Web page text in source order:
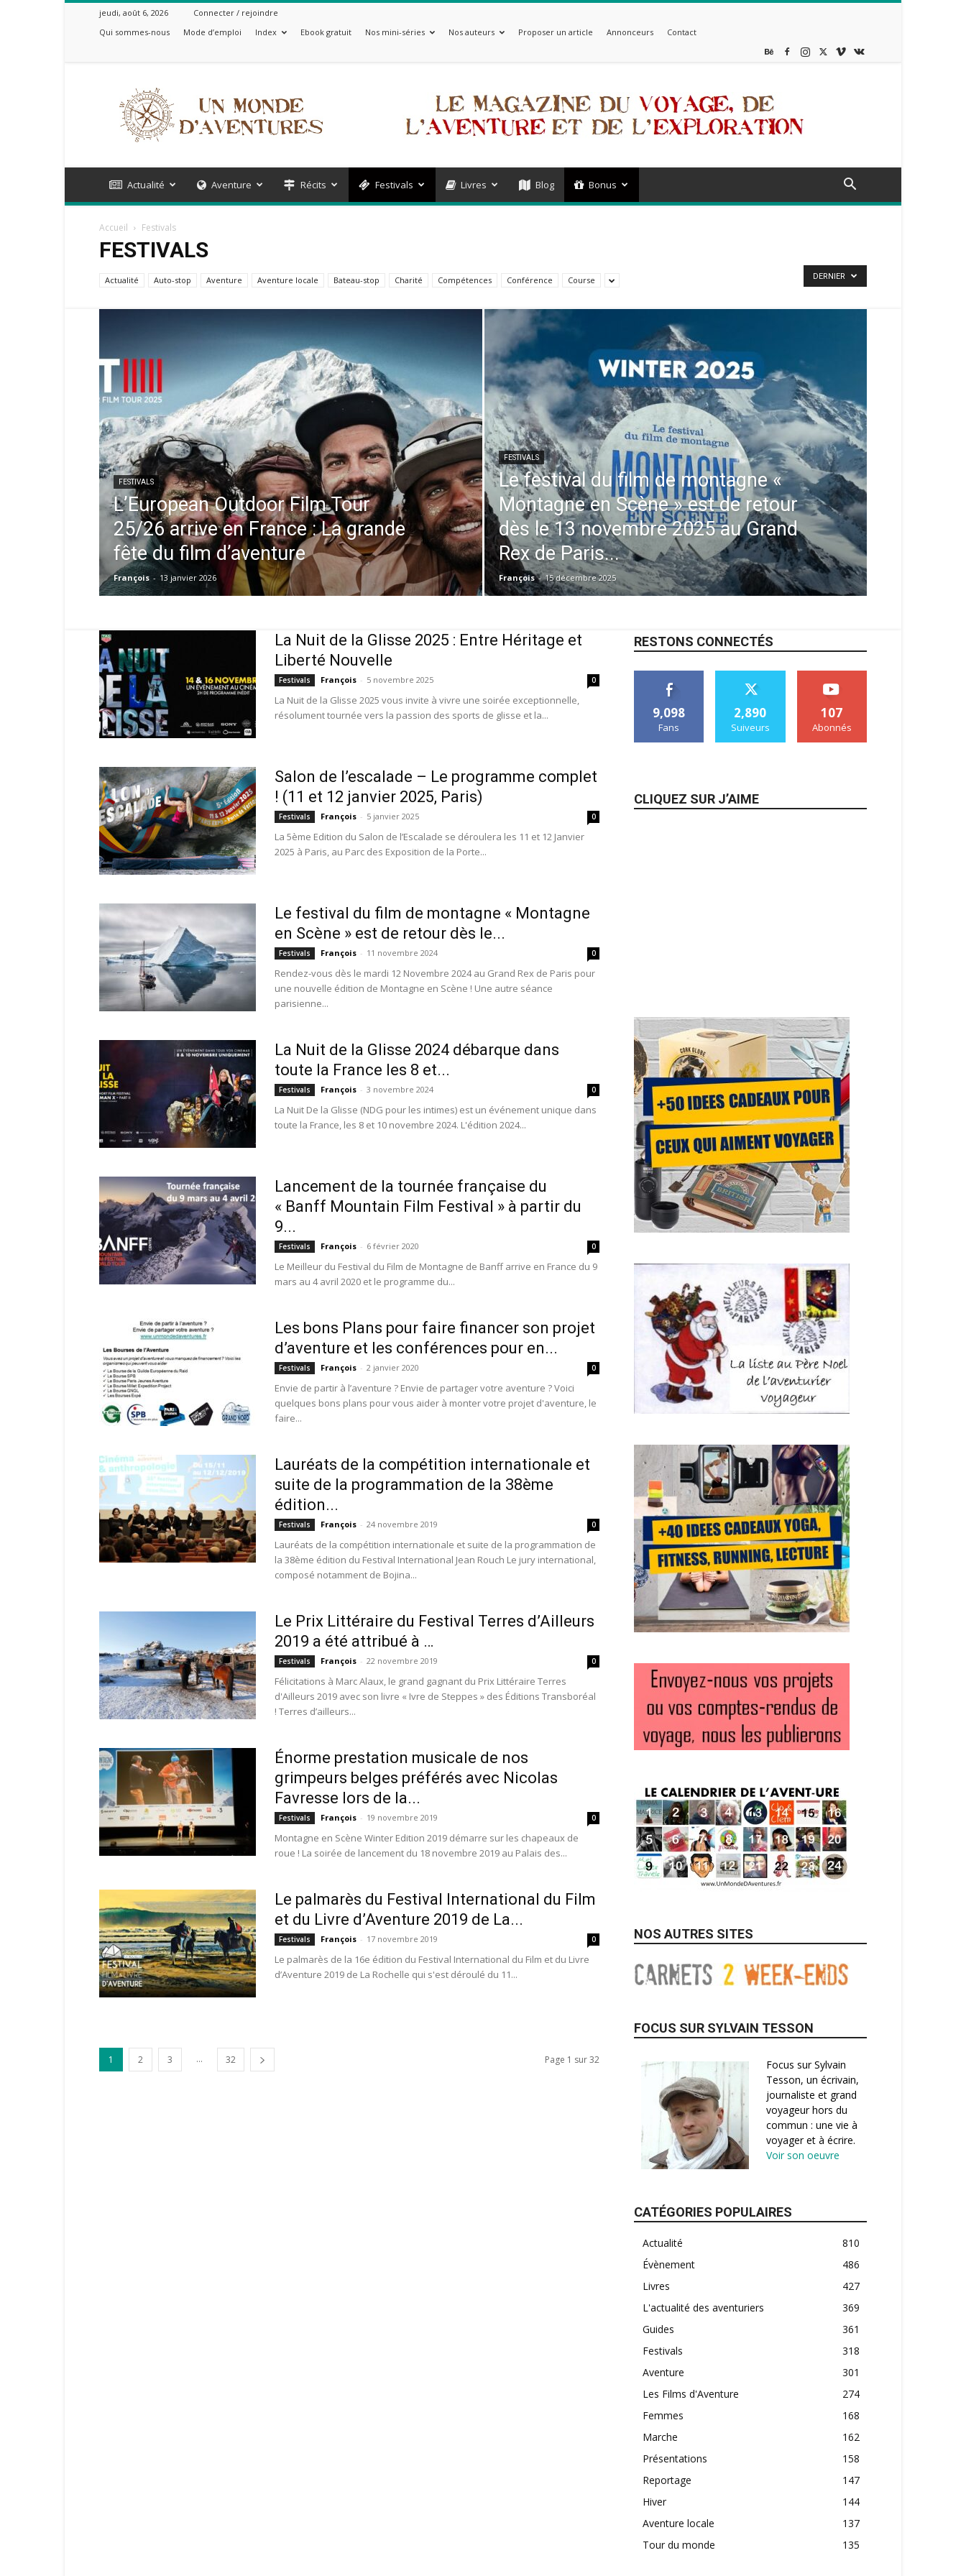
jeudi, août 6, 2026
Connecter / rejoindre
Qui sommes-nous
Mode d’emploi Index Ebook gratuit Nos mini-séries Nos auteurs Proposer un article Annonceurs Contact
Monde
d'Aventures
Actualité Aventure Récits Festivals Livres Blog Bonus
Accueil Festivals
FESTIVALS
Actualité Auto-stop Aventure Aventure locale Bateau-stop Charité Compétences Conférence Course DERNIER
FESTIVALS
L’European Outdoor Film Tour
25/26 arrive en France : La grande
fête du film d’aventure
François - 13 janvier 2026
FESTIVALS
Le festival du film de montagne «
Montagne en Scène » est de retour
dès le 13 novembre 2025 au Grand
Rex de Paris...
François - 15 décembre 2025
La Nuit de la Glisse 2025 : Entre Héritage et
Liberté Nouvelle
Festivals François - 5 novembre 2025 0
La Nuit de la Glisse 2025 vous invite à vivre une soirée exceptionnelle,
résolument tournée vers la passion des sports de glisse et la...
Salon de l’escalade – Le programme complet
! (11 et 12 janvier 2025, Paris)
Festivals François - 5 janvier 2025 0
La 5ème Edition du Salon de l’Escalade se déroulera les 11 et 12 Janvier
2025 à Paris, au Parc des Exposition de la Porte...
Le festival du film de montagne « Montagne
en Scène » est de retour dès le...
Festivals François - 11 novembre 2024 0
Rendez-vous dès le mardi 12 Novembre 2024 au Grand Rex de Paris pour
une nouvelle édition de Montagne en Scène ! Une autre séance
parisienne...
La Nuit de la Glisse 2024 débarque dans
toute la France les 8 et...
Festivals François - 3 novembre 2024 0
La Nuit De la Glisse (NDG pour les intimes) est un événement unique dans
toute la France, les 8 et 10 novembre 2024. L'édition 2024...
Lancement de la tournée française du
« Banff Mountain Film Festival » à partir du
9...
Festivals François - 6 février 2020 0
Le Meilleur du Festival du Film de Montagne de Banff arrive en France du 9
mars au 4 avril 2020 et le programme du...
Les bons Plans pour faire financer son projet
d’aventure et les conférences pour en...
Festivals François - 2 janvier 2020 0
Envie de partir à l’aventure ? Envie de partager votre aventure ? Voici
quelques bons plans pour vous aider à monter votre projet d'aventure, le
faire...
Lauréats de la compétition internationale et
suite de la programmation de la 38ème
édition...
Festivals François - 24 novembre 2019 0
Lauréats de la compétition internationale et suite de la programmation de
la 38ème édition du Festival International Jean Rouch Le jury international,
composé notamment de Bojina...
Le Prix Littéraire du Festival Terres d’Ailleurs
2019 a été attribué à …
Festivals François - 22 novembre 2019 0
Félicitations à Marc Alaux, le grand gagnant du Prix Littéraire Terres
d'Ailleurs 2019 avec son livre « Ivre de Steppes » des Éditions Transboréal
! Terres d’ailleurs...
Énorme prestation musicale de nos
grimpeurs belges préférés avec Nicolas
Favresse lors de la...
Festivals François - 19 novembre 2019 0
Montagne en Scène Winter Edition 2019 démarre sur les chapeaux de
roue ! La soirée de lancement du 18 novembre 2019 au Palais des...
Le palmarès du Festival International du Film
et du Livre d’Aventure 2019 de La...
Festivals François - 17 novembre 2019 0
Le palmarès de la 16e édition du Festival International du Film et du Livre
d’Aventure 2019 de La Rochelle qui s'est déroulé du 11...
1 2 3 ... 32 Page 1 sur 32
RESTONS CONNECTÉS
9,098
Fans
2,890
Suiveurs
107
Abonnés
CLIQUEZ SUR J’AIME
NOS AUTRES SITES
FOCUS SUR SYLVAIN TESSON
Focus sur Sylvain
Tesson, un écrivain,
journaliste et grand
voyageur hors du
commun : une vie à
voyager et à écrire.
Voir son oeuvre
CATÉGORIES POPULAIRES
Actualité
810
Évènement
486
Livres
427
L'actualité des aventuriers
369
Guides
361
Festivals
318
Aventure
301
Les Films d'Aventure
274
Femmes
168
Marche
162
Présentations
158
Reportage
147
Hiver
144
Aventure locale
137
Tour du monde
135